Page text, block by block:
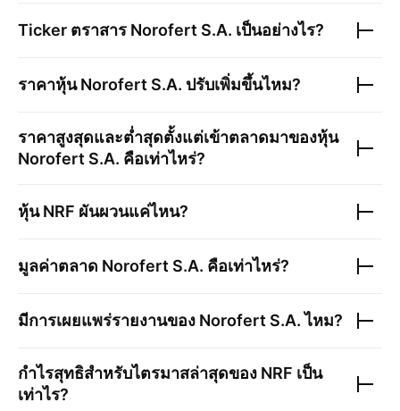
Ticker ตราสาร Norofert S.A. เป็นอย่างไร?
ราคาหุ้นNorofert S.A. ปรับเพิ่มขึ้นไหม?
ราคาสูงสุดและต่ำสุดตั้งแต่เข้าตลาดมาของหุ้น
Norofert S.A. คือเท่าไหร่?
หุ้นNRF ผันผวนแค่ไหน?
มูลค่าตลาด Norofert S.A. คือเท่าไหร่?
มีการเผยแพร่รายงานของ Norofert S.A.ไหม?
กำไรสุทธิสำหรับไตรมาสล่าสุดของ NRF เป็น
เท่าไร?